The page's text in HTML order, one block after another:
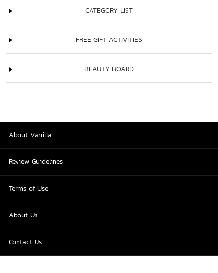
CATEGORY LIST
FREE GIFT ACTIVITIES
BEAUTY BOARD
About Vanilla
Review Guidelines
Terms of Use
About Us
Contact Us